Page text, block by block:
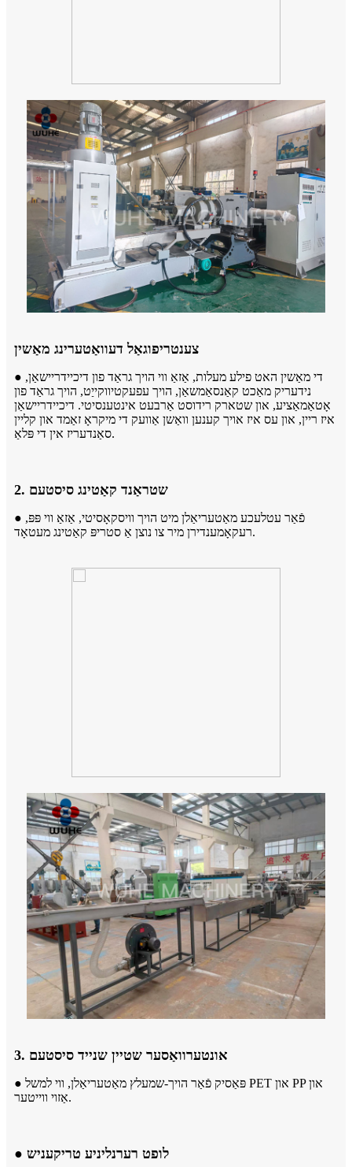
צענטריפוגאַל דעוואַטערינג מאַשין
● די מאַשין האט פילע מעלות, אַזאַ ווי הויך גראַד פון דיכיידריישאַן,
נידעריק מאַכט קאַנסאַמשאַן, הויך עפעקטיווקייַט, הויך גראַד פון
אָטאַמאַציע, און שטארק רידוסט אַרבעט אינטענסיטי. דיכיידריישאַן
איז ריין, און עס איז אויך קענען וואַשן אַוועק די מיקראָ זאַמד און קליין
סאַנדעריז אין די פּלאַ.
2. שטראַנד קאַטינג סיסטעם
● פֿאַר עטלעכע מאַטעריאַלן מיט הויך וויסקאָסיטי, אַזאַ ווי פּפּ,
רעקאָמענדירן מיר צו נוצן אַ סטריפּ קאַטינג מעטאָד.
3. אונטערוואַסער שטיין שנייד סיסטעם
● פּאַסיק פֿאַר הויך-שמעלץ מאַטעריאַלן, ווי למשל PET און PP און
אַזוי ווייטער.
● לופט רערנליניע טריקעניש